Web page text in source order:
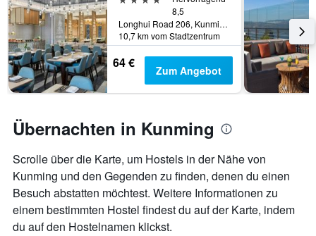
die
die
Wochentage
anzeigt.
Das
Diagramm
hat
Achse,
die
den
durchschnittlichen
Zimmerpreis
anzeigt.
8,5
Longhui Road 206, Kunming, China
10,7 km vom Stadtzentrum
64 € Zum Angebot
Übernachten in Kunming
Scrolle über die Karte, um Hostels in der Nähe von
Kunming und den Gegenden zu finden, denen du einen
Besuch abstatten möchtest. Weitere Informationen zu
einem bestimmten Hostel findest du auf der Karte, indem
du auf den Hostelnamen klickst.